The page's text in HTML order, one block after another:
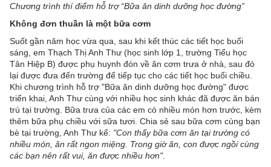
Chương trình thí điểm hỗ trợ “Bữa ăn dinh dưỡng học đường”
Không đơn thuần là một bữa cơm
Suốt gần năm học vừa qua, sau khi kết thúc các tiết học buổi
sáng, em Thạch Thị Anh Thư (học sinh lớp 1, trường Tiểu học
Tân Hiệp B) được phụ huynh đón về ăn cơm trưa ở nhà, sau đó
lại được đưa đến trường để tiếp tục cho các tiết học buổi chiều.
Khi chương trình hỗ trợ "Bữa ăn dinh dưỡng học đường" được
triển khai, Anh Thư cùng với nhiều học sinh khác đã được ăn bán
trú tại trường. Bữa trưa của các em có nhiều món hơn trước, kèm
thêm bữa phụ chiều với sữa tươi. Chia sẻ sau bữa cơm cùng bạn
bè tại trường, Anh Thư kể: "Con thấy bữa cơm ăn tại trường có
nhiều món, ăn rất ngon miệng. Trong giờ ăn, con được ngồi cùng
các bạn nên rất vui, ăn được nhiều hơn".